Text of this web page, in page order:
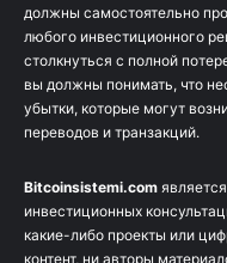
должны самостоятельно
любого инвестиционного
столкнуться с полной
вы должны понимать, что
убытки, которые могут
переводов и транзакций.
Bitcoinsistemi.com
инвестиционных
какие-либо проекты или
контент, ни авторы